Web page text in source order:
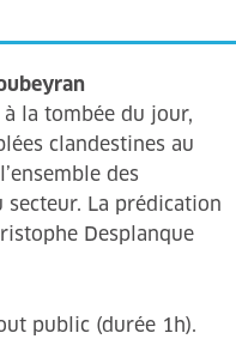
à la tombée du jour,
clandestines au
des
La prédication
Desplanque
public (durée 1h).